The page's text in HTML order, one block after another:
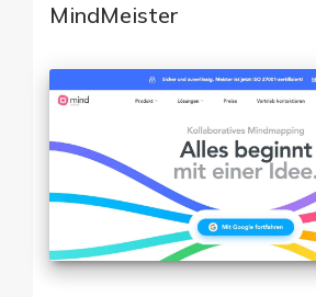
MindMeister